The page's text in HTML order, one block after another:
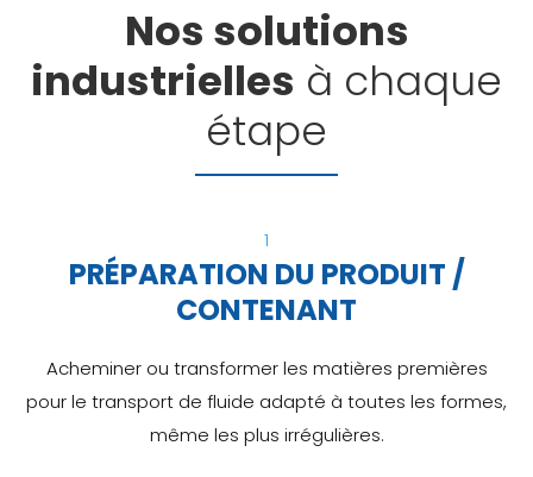
Nos solutions
industrielles à chaque
étape
1
PRÉPARATION DU PRODUIT /
CONTENANT
Acheminer ou transformer les matières premières
pour le transport de fluide adapté à toutes les formes,
même les plus irrégulières.